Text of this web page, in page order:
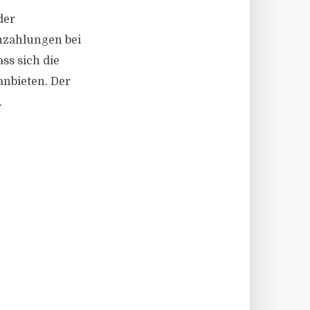
bei
sich die
Der